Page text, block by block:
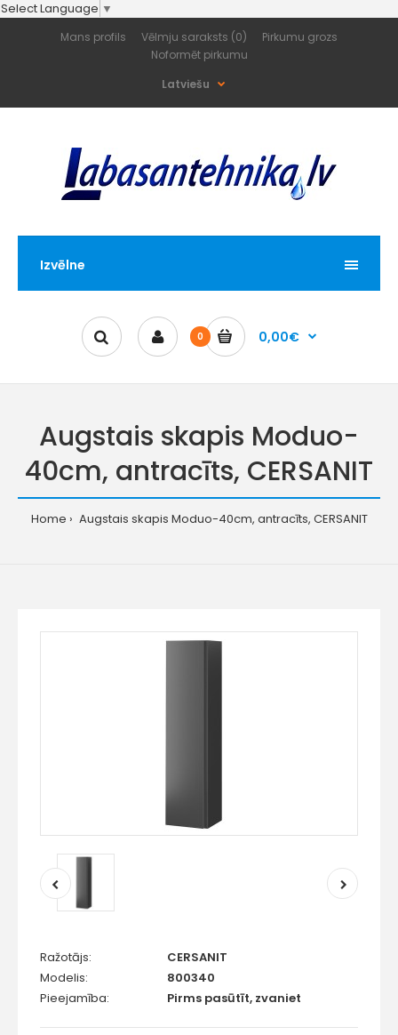
Select Language ▼
Mans profils Vēlmju saraksts (0)
Pirkumu grozs
Noformēt pirkumu
Latviešu
Izvēlne
0 0,00€
Augstais skapis Moduo-
40cm, antracīts, CERSANIT
Home Augstais skapis Moduo-40cm, antracīts, CERSANIT
Ražotājs:
CERSANIT
Modelis:
800340
Pieejamība:
Pirms pasūtīt, zvaniet